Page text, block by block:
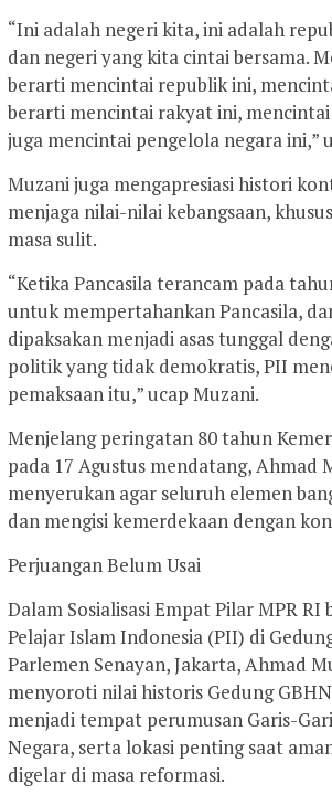
“Ini adalah negeri kita, ini adalah
dan negeri yang kita cintai bersama.
berarti mencintai republik ini,
berarti mencintai rakyat ini,
juga mencintai pengelola negara ini,”
Muzani juga mengapresiasi histori
menjaga nilai-nilai kebangsaan,
masa sulit.
“Ketika Pancasila terancam pada
untuk mempertahankan Pancasila,
dipaksakan menjadi asas tunggal
politik yang tidak demokratis, PII
pemaksaan itu,” ucap Muzani.
Menjelang peringatan 80 tahun
pada 17 Agustus mendatang, Ahmad
menyerukan agar seluruh elemen
dan mengisi kemerdekaan dengan
Perjuangan Belum Usai
Dalam Sosialisasi Empat Pilar MPR RI
Pelajar Islam Indonesia (PII) di
Parlemen Senayan, Jakarta, Ahmad
menyoroti nilai historis Gedung
menjadi tempat perumusan Garis-
Negara, serta lokasi penting saat
digelar di masa reformasi.